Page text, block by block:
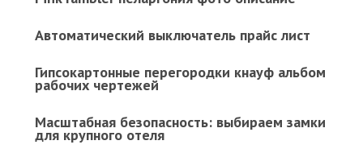
Автоматический выключатель прайс лист
Гипсокартонные перегородки кнауф альбом
рабочих чертежей
Масштабная безопасность: выбираем замки
для крупного отеля